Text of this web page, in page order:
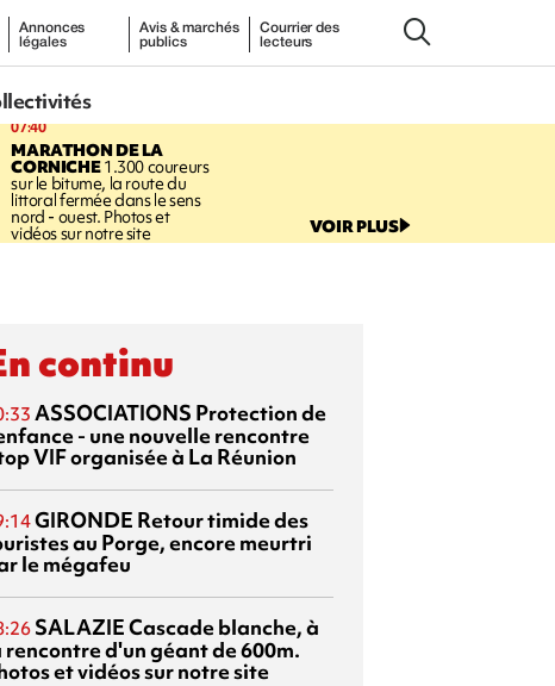
Annonces
légales
Avis & marchés
publics
Courrier des
lecteurs
07:40
MARATHON DE LA
CORNICHE1.300 coureurs
sur le bitume, la route du
littoral fermée dans le sens
nord - ouest. Photos et
vidéos sur notre site VOIR PLUS
continu
ASSOCIATIONS Protection de
- une nouvelle rencontre
VIF organisée à La Réunion
GIRONDE Retour timide des
au Porge, encore meurtri
le mégafeu
SALAZIECascade blanche, à
rencontre d'un géant de 600m.
et vidéos sur notre site